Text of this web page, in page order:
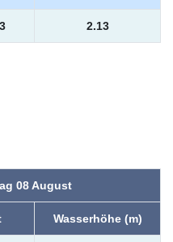
2.13
08 August
Wasserhöhe (m)